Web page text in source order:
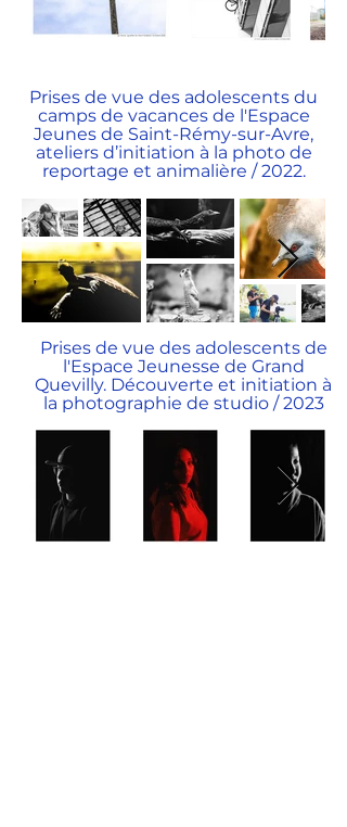
Prises de vue des adolescents du
camps de vacances de l'Espace
Jeunes de Saint-Rémy-sur-Avre,
ateliers d’initiation à la photo de
reportage et animalière / 2022.
Prises de vue des adolescents de
l'Espace Jeunesse de Grand
Quevilly. Découverte et initiation à
la photographie de studio / 2023